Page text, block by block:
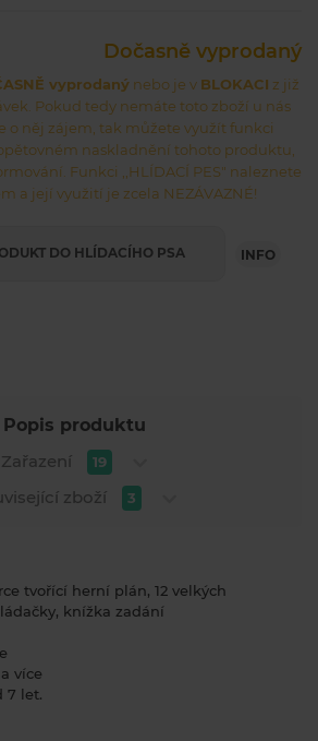
Dočasně vyprodaný
vyprodaný nebo je v BLOKACI z již
Pokud tedy nemáte toto zboží u nás
o něj zájem, tak můžete využít funkci
opětovném naskladnění tohoto produktu,
Funkci ,,HLÍDACÍ PES" naleznete
a její využití je zcela NEZÁVAZNÉ!
DO HLÍDACÍHO PSA INFO
Popis produktu
Zařazení
19
zboží 3
tvořící herní plán, 12 velkých
knížka zadání
více
7 let.